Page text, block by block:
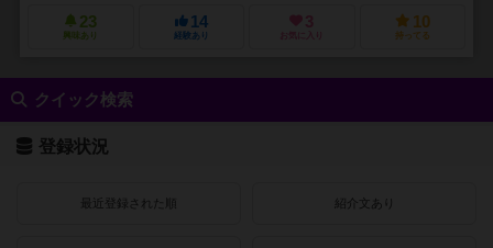
23
興味あり
14
経験あり
3
お気に入り
10
持ってる
クイック検索
登録状況
最近登録された順 紹介文あり